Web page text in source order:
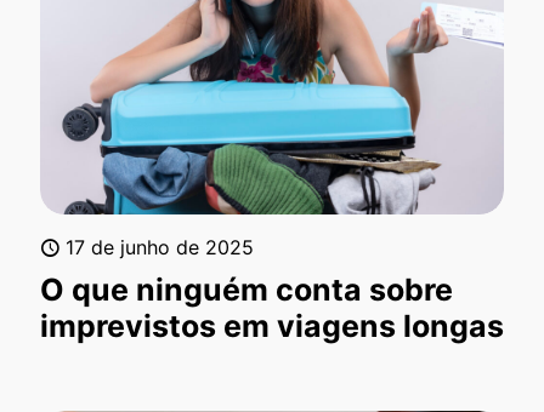
17 de junho de 2025
O que ninguém conta sobre
imprevistos em viagens longas